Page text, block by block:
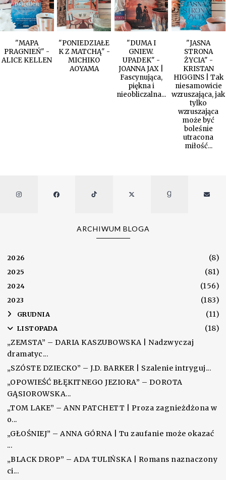
"MAPA
PRAGNIEŃ" -
ALICE KELLEN
"PONIEDZIAŁE
K Z MATCHĄ" -
MICHIKO
AOYAMA
"DUMA I
GNIEW.
UPADEK" -
JOANNA JAX |
Fascynująca,
piękna i
nieobliczalna...
"JASNA
STRONA
ŻYCIA" -
KRISTAN
HIGGINS | Tak
niesamowicie
wzruszająca, jak
tylko
wzruszająca
może być
boleśnie
utracona
miłość...
ARCHIWUM BLOGA
2026 (8)
2025 (81)
2024 (156)
2023 (183)
► GRUDNIA (11)
▼ LISTOPADA
(18)
„ZEMSTA” – DARIA KASZUBOWSKA | Nadzwyczaj
dramatyc...
„SZÓSTE DZIECKO” – J.D. BARKER | Szalenie intryguj...
„OPOWIEŚĆ BŁĘKITNEGO JEZIORA” – DOROTA
GĄSIOROWSKA...
„TOM LAKE” – ANN PATCHETT | Proza zagnieżdżona w
o...
„GŁOŚNIEJ” – ANNA GÓRNA | Tu zaufanie może okazać
...
„BLACK DROP” – ADA TULIŃSKA | Romans naznaczony
ci...